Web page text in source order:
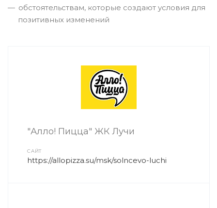
обстоятельствам, которые создают условия для
позитивных изменений
"Алло! Пицца" ЖК Лучи
САЙТ
https://allopizza.su/msk/solncevo-luchi